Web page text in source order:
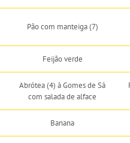
Pão com manteiga (7)
Feijão verde
Abrótea (4) à Gomes de Sá
com salada de alface
Banana